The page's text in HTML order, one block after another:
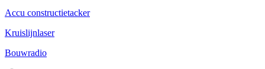
Accu constructietacker
Kruislijnlaser
Bouwradio